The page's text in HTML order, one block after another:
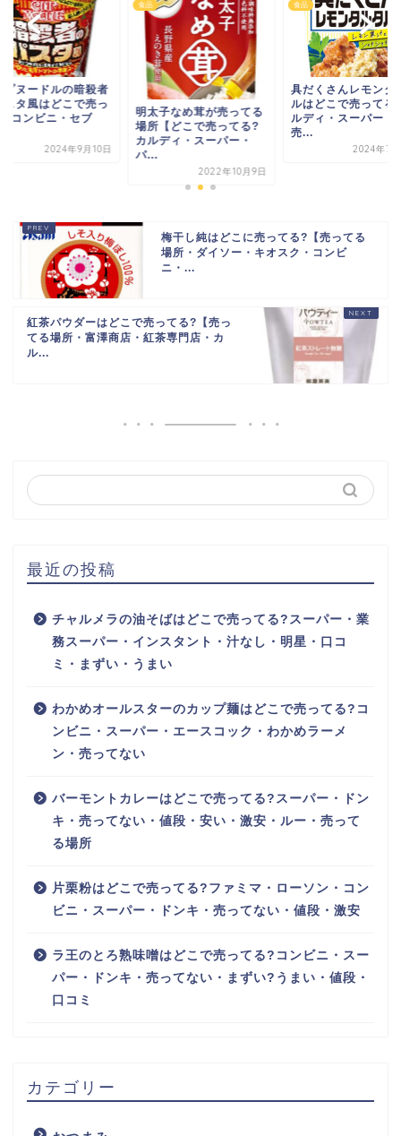
プヌードルの暗殺者
スタ風はどこで売っ
?コンビニ・セブ
2024年9月10日
食品
明太子なめ茸が売ってる
場所【どこで売ってる?
カルディ・スーパー・
パ...
2022年10月9日
食品
具だくさんレモンタ
ルはどこで売ってる
ルディ・スーパー・
売...
2024年7
梅干し純はどこに売ってる?【売ってる
場所・ダイソー・キオスク・コンビ
ニ・...
紅茶パウダーはどこで売ってる?【売っ
てる場所・富澤商店・紅茶専門店・カ
ル...
最近の投稿
チャルメラの油そばはどこで売ってる?スーパー・業
務スーパー・インスタント・汁なし・明星・口コ
ミ・まずい・うまい
わかめオールスターのカップ麺はどこで売ってる?コ
ンビニ・スーパー・エースコック・わかめラーメ
ン・売ってない
バーモントカレーはどこで売ってる?スーパー・ドン
キ・売ってない・値段・安い・激安・ルー・売って
る場所
片栗粉はどこで売ってる?ファミマ・ローソン・コン
ビニ・スーパー・ドンキ・売ってない・値段・激安
ラ王のとろ熟味噌はどこで売ってる?コンビニ・スー
パー・ドンキ・売ってない・まずい?うまい・値段・
口コミ
カテゴリー